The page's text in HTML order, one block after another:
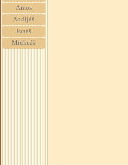
Ámos
Abdijáš
Jonáš
Micheáš